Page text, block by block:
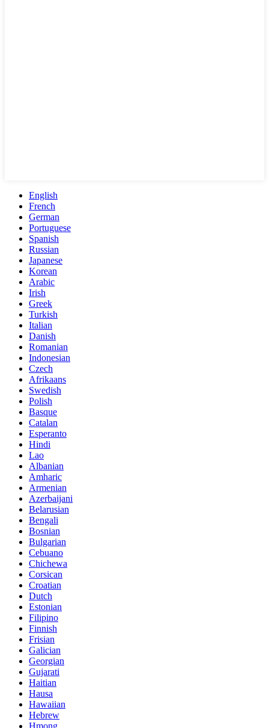
English
French
German
Portuguese
Spanish
Russian
Japanese
Korean
Arabic
Irish
Greek
Turkish
Italian
Danish
Romanian
Indonesian
Czech
Afrikaans
Swedish
Polish
Basque
Catalan
Esperanto
Hindi
Lao
Albanian
Amharic
Armenian
Azerbaijani
Belarusian
Bengali
Bosnian
Bulgarian
Cebuano
Chichewa
Corsican
Croatian
Dutch
Estonian
Filipino
Finnish
Frisian
Galician
Georgian
Gujarati
Haitian
Hausa
Hawaiian
Hebrew
Hmong